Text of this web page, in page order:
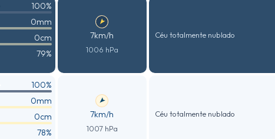
100%
0mm
0cm
79%
7km/h
1006 hPa
Céu totalmente nublado
100%
0mm
0cm
78%
7km/h
1007 hPa
Céu totalmente nublado